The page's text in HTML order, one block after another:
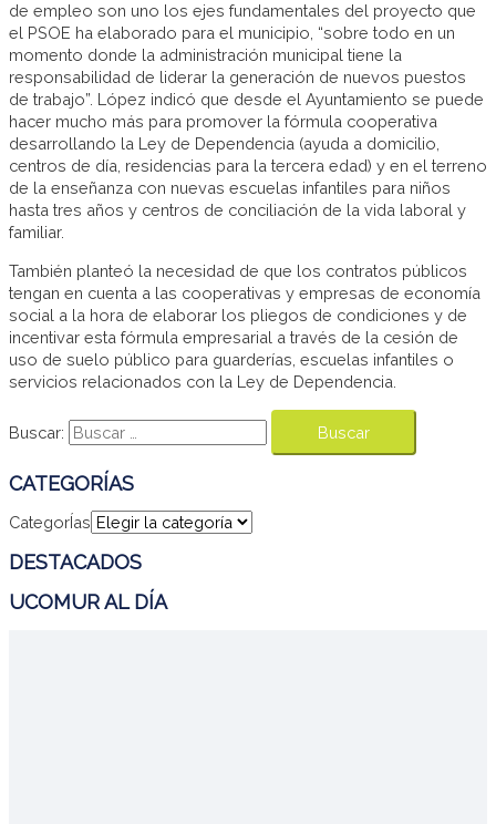
de empleo son uno los ejes fundamentales del proyecto que
el PSOE ha elaborado para el municipio, “sobre todo en un
momento donde la administración municipal tiene la
responsabilidad de liderar la generación de nuevos puestos
de trabajo”. López indicó que desde el Ayuntamiento se puede
hacer mucho más para promover la fórmula cooperativa
desarrollando la Ley de Dependencia (ayuda a domicilio,
centros de día, residencias para la tercera edad) y en el terreno
de la enseñanza con nuevas escuelas infantiles para niños
hasta tres años y centros de conciliación de la vida laboral y
familiar.
También planteó la necesidad de que los contratos públicos
tengan en cuenta a las cooperativas y empresas de economía
social a la hora de elaborar los pliegos de condiciones y de
incentivar esta fórmula empresarial a través de la cesión de
uso de suelo público para guarderías, escuelas infantiles o
servicios relacionados con la Ley de Dependencia.
Buscar:
CATEGORÍAS
CategorÍas
DESTACADOS
UCOMUR AL DÍA